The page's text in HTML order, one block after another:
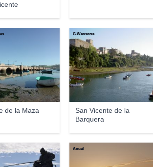
de la Maza
San Vicente de la
Barquera
G.Wansorra
Anual